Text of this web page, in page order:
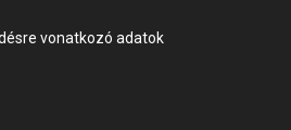
vonatkozó adatok